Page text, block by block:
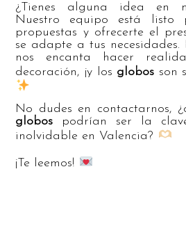
¿Tienes alguna idea en
Nuestro equipo está listo
propuestas y ofrecerte el
se adapte a tus necesidades.
nos encanta hacer
decoración, ¡y los globos son
No dudes en contactarnos,
globos podrían ser la
inolvidable en Valencia?
¡Te leemos!